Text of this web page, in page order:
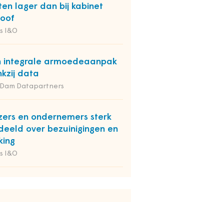
lager dan bij kabinet
I&O
integrale armoedeaanpak
data
Datapartners
en ondernemers sterk
over bezuinigingen en
I&O